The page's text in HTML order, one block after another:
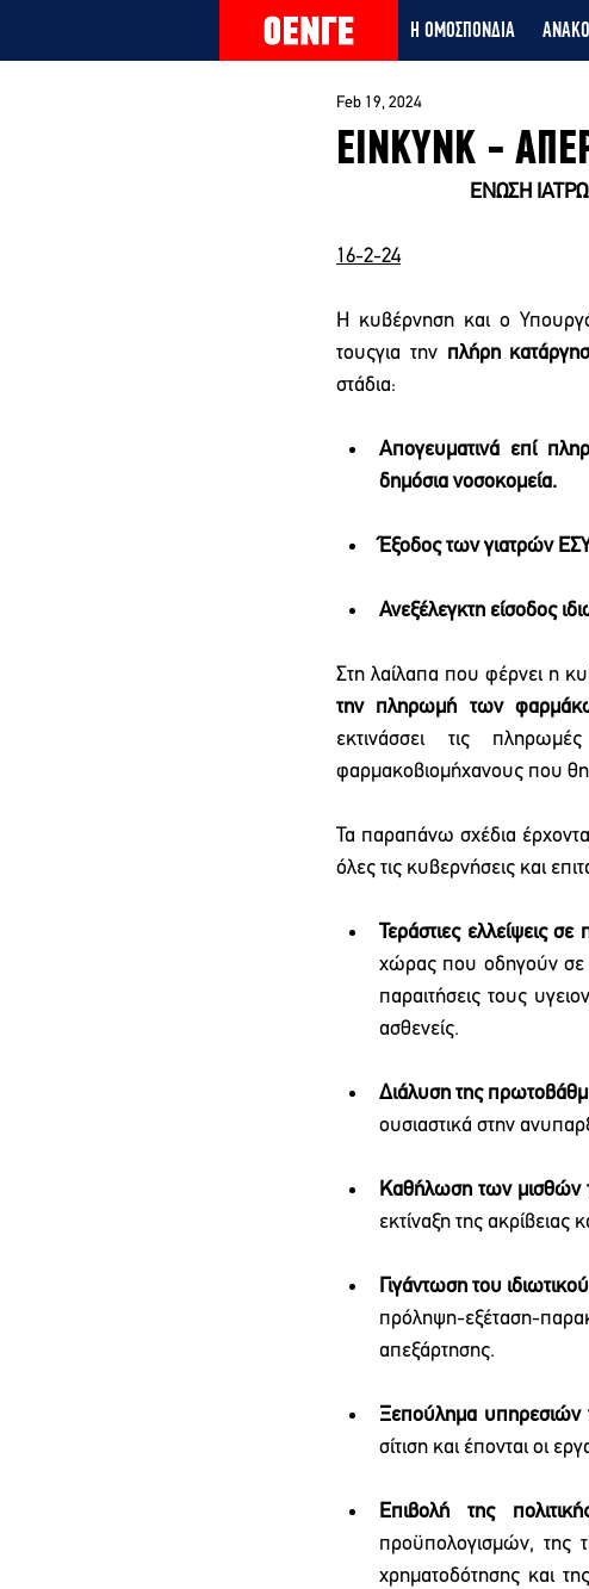
Η ΟΜΟΣΠΟΝΔΙΑ
ΕΙΝΚΥΝΚ -
Feb 19, 2024
ΕΝΩΣΗ
16-2-24
Η κυβέρνηση και ο
τουςγια την πλήρη
στάδια:
Απογευματινά επί
δημόσια νοσοκομεία.
Έξοδος των γιατρών
Ανεξέλεγκτη είσοδος
Στη λαίλαπα που φέρνει η
την πληρωμή των
εκτινάσσει τις
φαρμακοβιομήχανους που
Τα παραπάνω σχέδια
όλες τις κυβερνήσεις και
Τεράστιες ελλείψεις
χώρας που οδηγούν σε
παραιτήσεις τους
ασθενείς.
Διάλυση της
ουσιαστικά στην
Καθήλωση των μισθών
εκτίναξη της
Γιγάντωση του
πρόληψη-εξέταση-
απεξάρτησης.
Ξεπούλημα υπηρεσιών
σίτιση και έπονται οι
Επιβολή της
προϋπολογισμών, της
χρηματοδότησης και